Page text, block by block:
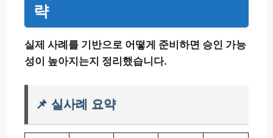
략
실제 사례를 기반으로 어떻게 준비하면 승인 가능
성이 높아지는지 정리했습니다.
📌 실사례 요약